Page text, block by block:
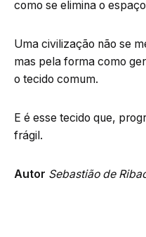
como se elimina o
Uma civilização não se
mas pela forma como
o tecido comum.
E é esse tecido que,
frágil.
Autor Sebastião de